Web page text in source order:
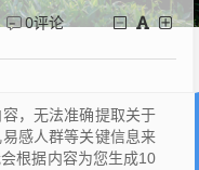
0评论
，无法准确提取关于
感人群等关键信息来
根据内容为您生成10